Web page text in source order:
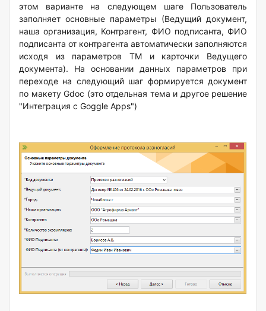
этом варианте на следующем шаге Пользователь
заполняет основные параметры (Ведущий документ,
наша организация, Контрагент, ФИО подписанта, ФИО
подписанта от контрагента автоматически заполняются
исходя из параметров ТМ и карточки Ведущего
документа). На основании данных параметров при
переходе на следующий шаг формируется документ
по макету Gdoc (это отдельная тема и другое решение
"Интеграция с Goggle Apps")